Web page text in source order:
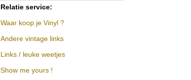
Relatie service:
Waar koop je Vinyl ?
Andere vintage links
Links / leuke weetjes
Show me yours !